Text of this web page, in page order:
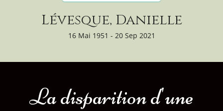
Lévesque, Danielle
16 Mai 1951 - 20 Sep 2021
La disparition d'une